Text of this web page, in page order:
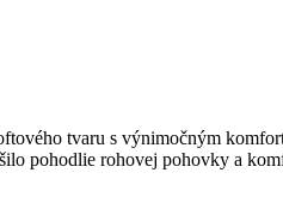
tvaru s výnimočným
pohodlie rohovej pohovky a